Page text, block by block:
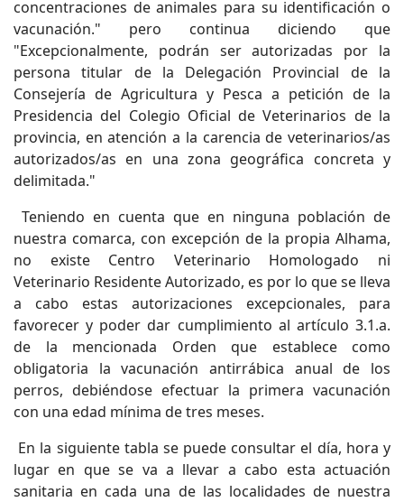
concentraciones de animales para su identificación o
vacunación." pero continua diciendo que
"Excepcionalmente, podrán ser autorizadas por la
persona titular de la Delegación Provincial de la
Consejería de Agricultura y Pesca a petición de la
Presidencia del Colegio Oficial de Veterinarios de la
provincia, en atención a la carencia de veterinarios/as
autorizados/as en una zona geográfica concreta y
delimitada."
Teniendo en cuenta que en ninguna población de
nuestra comarca, con excepción de la propia Alhama,
no existe Centro Veterinario Homologado ni
Veterinario Residente Autorizado, es por lo que se lleva
a cabo estas autorizaciones excepcionales, para
favorecer y poder dar cumplimiento al artículo 3.1.a.
de la mencionada Orden que establece como
obligatoria la vacunación antirrábica anual de los
perros, debiéndose efectuar la primera vacunación
con una edad mínima de tres meses.
En la siguiente tabla se puede consultar el día, hora y
lugar en que se va a llevar a cabo esta actuación
sanitaria en cada una de las localidades de nuestra